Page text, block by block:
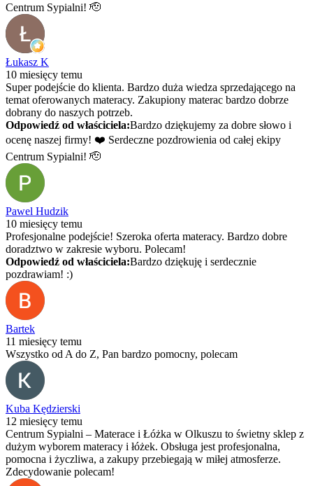
Centrum Sypialni! 🫡
Łukasz K
10 miesięcy temu
Super podejście do klienta. Bardzo duża wiedza sprzedającego na
temat oferowanych materacy. Zakupiony materac bardzo dobrze
dobrany do naszych potrzeb.
Odpowiedź od właściciela:Bardzo dziękujemy za dobre słowo i
ocenę naszej firmy! ❤️ Serdeczne pozdrowienia od całej ekipy
Centrum Sypialni! 🫡
Pawel Hudzik
10 miesięcy temu
Profesjonalne podejście! Szeroka oferta materacy. Bardzo dobre
doradztwo w zakresie wyboru. Polecam!
Odpowiedź od właściciela:Bardzo dziękuję i serdecznie
pozdrawiam! :)
Bartek
11 miesięcy temu
Wszystko od A do Z, Pan bardzo pomocny, polecam
Kuba Kędzierski
12 miesięcy temu
Centrum Sypialni – Materace i Łóżka w Olkuszu to świetny sklep z
dużym wyborem materacy i łóżek. Obsługa jest profesjonalna,
pomocna i życzliwa, a zakupy przebiegają w miłej atmosferze.
Zdecydowanie polecam!